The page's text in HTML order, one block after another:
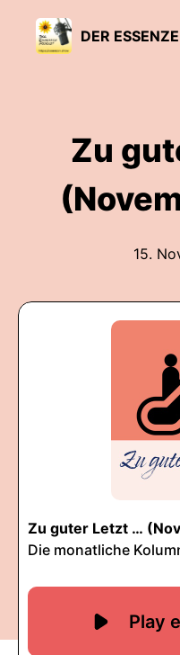
DER
Zu
15.